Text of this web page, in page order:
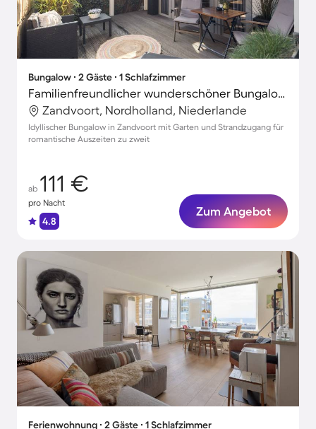
Bungalow ∙ 2 Gäste ∙ 1 Schlafzimmer
Familienfreundlicher wunderschöner Bungalow mit Garten und Terrasse
Zandvoort, Nordholland, Niederlande
Idyllischer Bungalow in Zandvoort mit Garten und Strandzugang für
romantische Auszeiten zu zweit
ab 111 €
pro Nacht
4.8
Zum Angebot
Ferienwohnung ∙ 2 Gäste ∙ 1 Schlafzimmer